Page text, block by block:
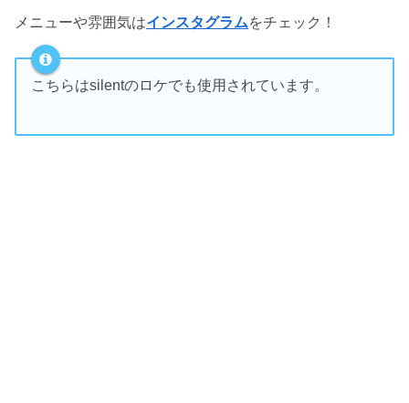
メニューや雰囲気はインスタグラムをチェック！
こちらはsilentのロケでも使用されています。